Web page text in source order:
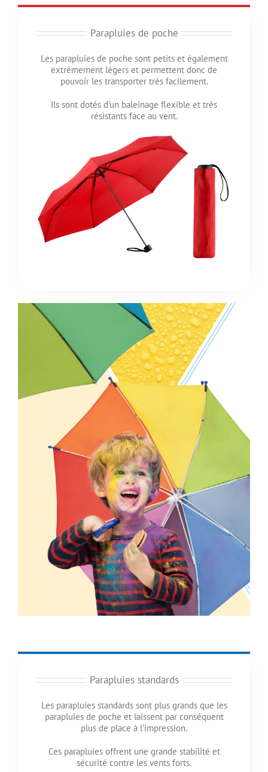
Parapluies de poche
Les parapluies de poche sont petits et également
extrêmement légers et permettent donc de
pouvoir les transporter très facilement.
Ils sont dotés d’un baleinage flexible et très
résistants face au vent.
Parapluies standards
Les parapluies standards sont plus grands que les
parapluies de poche et laissent par conséquent
plus de place à l’impression.
Ces parapluies offrent une grande stabilité et
sécurité contre les vents forts.